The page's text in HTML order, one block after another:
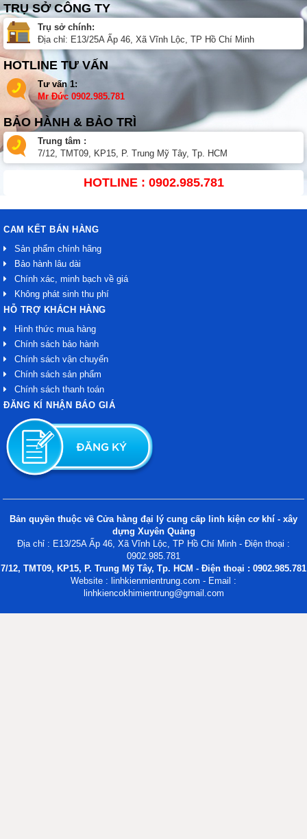
TRỤ SỞ CÔNG TY
Trụ sở chính:
Địa chỉ: E13/25A Ấp 46, Xã Vĩnh Lộc, TP Hồ Chí Minh
HOTLINE TƯ VẤN
Tư vấn 1:
Mr Đức 0902.985.781
BẢO HÀNH & BẢO TRÌ
Trung tâm :
7/12, TMT09, KP15, P. Trung Mỹ Tây, Tp. HCM
HOTLINE : 0902.985.781
CAM KẾT BÁN HÀNG
Sản phẩm chính hãng
Bảo hành lâu dài
Chính xác, minh bạch về giá
Không phát sinh thu phí
HỖ TRỢ KHÁCH HÀNG
Hình thức mua hàng
Chính sách bảo hành
Chính sách vận chuyển
Chính sách sản phẩm
Chính sách thanh toán
ĐĂNG KÍ NHẬN BÁO GIÁ
Bản quyền thuộc về Cửa hàng đại lý cung cấp linh kiện cơ khí - xây
dựng Xuyên Quảng
Địa chỉ : E13/25A Ấp 46, Xã Vĩnh Lộc, TP Hồ Chí Minh - Điện thoại :
0902.985.781
7/12, TMT09, KP15, P. Trung Mỹ Tây, Tp. HCM - Điện thoại : 0902.985.781
Website : linhkienmientrung.com - Email :
linhkiencokhimientrung@gmail.com